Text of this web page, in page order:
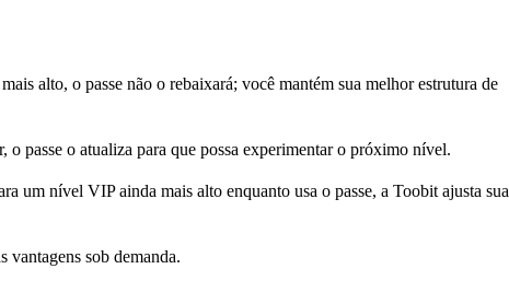
alto, o passe não o rebaixará; você mantém sua melhor estrutura de
o passe o atualiza para que possa experimentar o próximo nível.
um nível VIP ainda mais alto enquanto usa o passe, a Toobit ajusta sua
vantagens sob demanda.